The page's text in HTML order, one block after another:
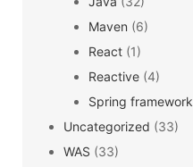
Maven (6)
React (1)
Reactive (4)
Spring framework
Uncategorized (33)
WAS (33)